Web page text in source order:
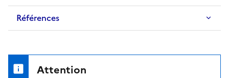
Références
Attention